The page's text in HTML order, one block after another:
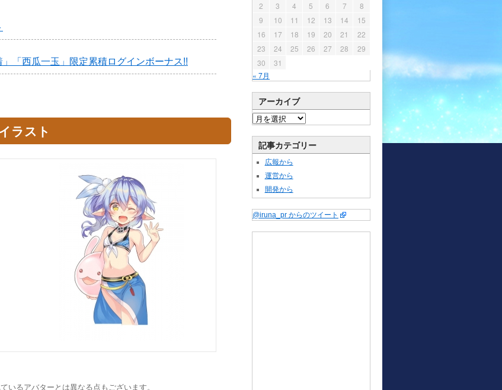
「西瓜一玉」限定累積ログインボーナス!!
ラスト
いるアバターとは異なる点もございます。
« 7月
2
3 4 5 6 7
8
9
10 11 12 13 14
15
16
17 18 19 20 21
22
23
24 25 26 27 28
29
30
31
アーカイブ
記事カテゴリー
広報から
運営から
開発から
@iruna_pr からのツイート